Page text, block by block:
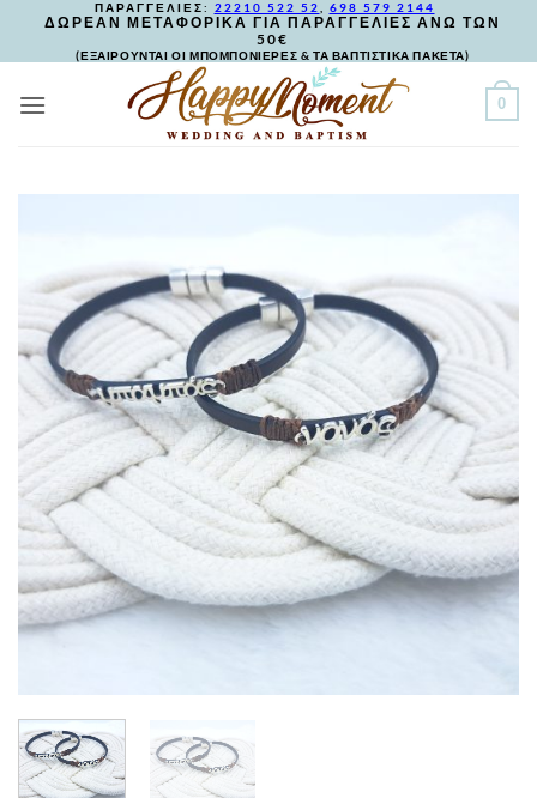
ΠΑΡΑΓΓΕΛΙΕΣ: 22210 522 52 698 579 2144
ΔΩΡΕΑΝ ΜΕΤΑΦΟΡΙΚΑ ΓΙΑ ΠΑΡΑΓΓΕΛΙΕΣ ΑΝΩ ΤΩΝ
50€
(ΕΞΑΙΡΟΥΝΤΑΙ ΟΙ ΜΠΟΜΠΟΝΙΕΡΕΣ & ΤΑ ΒΑΠΤΙΣΤΙΚΑ ΠΑΚΕΤΑ)
0